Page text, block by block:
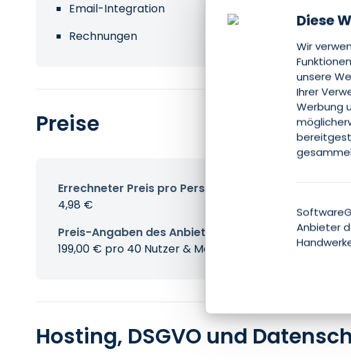
Diese
Wir
unsere
Ihrer
Werbung
Anbieter
Email-Integration
Rechnungen
Preise
Errechneter Preis pro Person & Monat
4,98 €
Preis-Angaben des Anbieters
199,00 € pro 40 Nutzer & Monat
Hosting, DSGVO und